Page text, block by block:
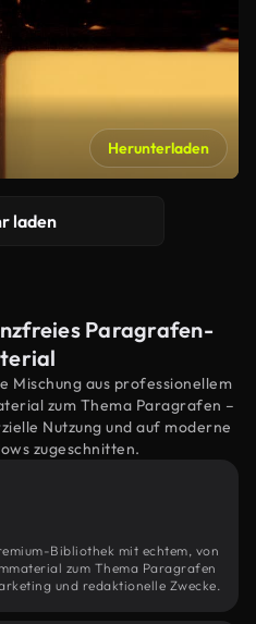
Herunterladen
laden
Paragrafen-
Mischung aus professionellem
zum Thema Paragrafen –
Nutzung und auf moderne
zugeschnitten.
Bibliothek mit echtem, von
zum Thema Paragrafen
und redaktionelle Zwecke.